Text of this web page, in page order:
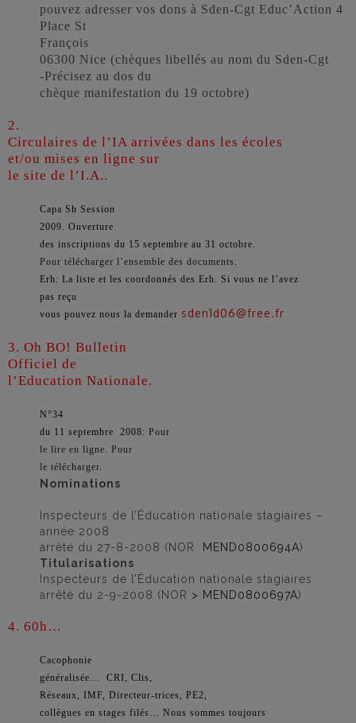
pouvez adresser vos dons à Sden-Cgt Educ’Action 4
Place St
François
06300 Nice (chèques libellés au nom du Sden-Cgt
-Précisez au dos du
chèque manifestation du 19 octobre)
2.
Circulaires de l’IA arrivées dans les écoles
et/ou mises en ligne sur
le site de l’I.A..
Capa Sh Session
2009. Ouverture
des inscriptions du 15 septembre au 31 octobre.
Pour télécharger l’ensemble des documents .
Erh: La liste et les coordonnés des Erh. Si vous ne l’avez
pas reçu
vous pouvez nous la demander sden1d06@free.fr
3. Oh BO! Bulletin
Officiel de
l’Education Nationale.
N°34
du 11 septembre 2008: Pour
le lire en ligne. Pour
le télécharger.
Nominations
Inspecteurs de l’Éducation nationale stagiaires –
année 2008
arrêté du 27-8-2008 (NOR
MEND0800694A)
Titularisations
Inspecteurs de l’Éducation nationale stagiaires
arrêté du 2-9-2008 (NOR > MEND0800697A)
4. 60h…
Cacophonie
généralisée… CRI, Clis,
Réseaux, IMF, Directeur-trices, PE2,
collègues en stages filés… Nous sommes toujours